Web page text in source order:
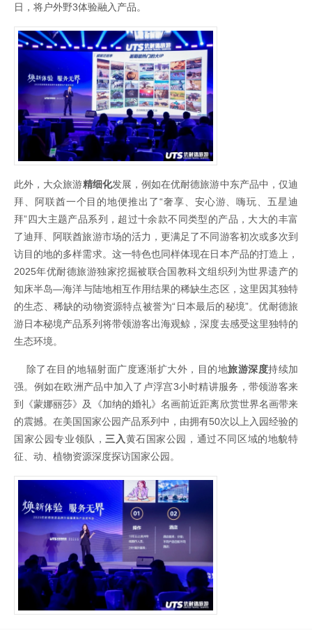
日，将户外野3体验融入产品。
此外，大众旅游精细化发展，例如在优耐德旅游中东产品中，仅迪
拜、阿联酋一个目的地便推出了“奢享、安心游、嗨玩、五星迪
拜”四大主题产品系列，超过十余款不同类型的产品，大大的丰富
了迪拜、阿联酋旅游市场的活力，更满足了不同游客初次或多次到
访目的地的多样需求。这一特色也同样体现在日本产品的打造上，
2025年优耐德旅游独家挖掘被联合国教科文组织列为世界遗产的
知床半岛—海洋与陆地相互作用结果的稀缺生态区，这里因其独特
的生态、稀缺的动物资源特点被誉为“日本最后的秘境”。优耐德旅
游日本秘境产品系列将带领游客出海观鲸，深度去感受这里独特的
生态环境。
除了在目的地辐射面广度逐渐扩大外，目的地旅游深度持续加
强。例如在欧洲产品中加入了卢浮宫3小时精讲服务，带领游客来
到《蒙娜丽莎》及《加纳的婚礼》名画前近距离欣赏世界名画带来
的震撼。在美国国家公园产品系列中，由拥有50次以上入园经验的
国家公园专业领队， 三入黄石国家公园，通过不同区域的地貌特
征、动、植物资源深度探访国家公园。